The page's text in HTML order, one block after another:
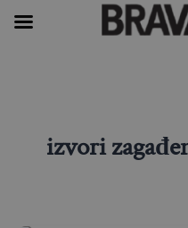
izvori